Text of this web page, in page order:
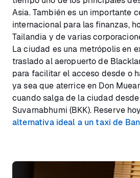
Asia. También es un importante
internacional para las finanzas,
Tailandia y de varias
La ciudad es una metrópolis en
traslado al aeropuerto de
para facilitar el acceso desde o
ya sea que aterrice en Don
cuando salga de la ciudad
Suvarnabhumi (BKK). Reserve
alternativa ideal a un taxi de